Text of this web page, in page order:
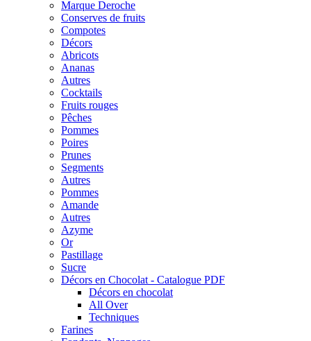
Marque Deroche
Conserves de fruits
Compotes
Décors
Abricots
Ananas
Autres
Cocktails
Fruits rouges
Pêches
Pommes
Poires
Prunes
Segments
Autres
Pommes
Amande
Autres
Azyme
Or
Pastillage
Sucre
Décors en Chocolat - Catalogue PDF
Décors en chocolat
All Over
Techniques
Farines